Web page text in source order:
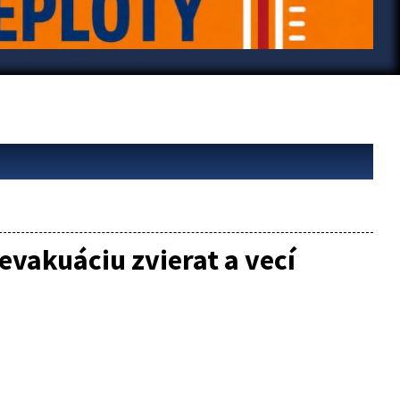
zvierat a vecí